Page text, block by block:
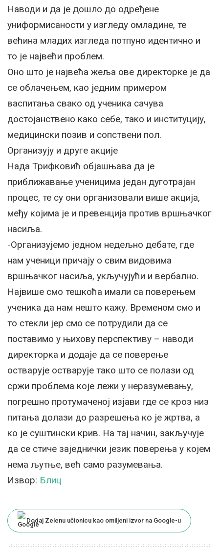
Наводи и да је дошло до одређене
униформисаности у изгледу омладине, те
већина младих изгледа потпуно идентично и
то је највећи проблем.
Оно што је највећа жеља ове директорке је да
се облачењем, као једним примером
васпитања свако од ученика сачува
достојанствено како себе, тако и институцију,
медицински позив и сопствени пол.
Организују и друге акције
Нада Трифковић објашњава да је
приближавање ученицима један дуготрајан
процес, те су они организовали више акција,
међу којима је и превенција против вршњачког
насиља.
-Организујемо једном недељно дебате, где
нам ученици причају о свим видовима
вршњачког насиља, укључујући и вербално.
Највише смо тешкоћа имали са поверењем
ученика да нам нешто кажу. Временом смо и
то стекли јер смо се потрудили да се
поставимо у њихову перспективу – наводи
директорка и додаје да се поверење
остварује остварује тако што се полази од
сржи проблема које лежи у неразумевању,
погрешно протумаченој изјави где се кроз низ
питања долази до разрешења ко је жртва, а
ко је суштински крив. На тај начин, закључује
да се стиче заједнички језик поверења у којем
нема љутње, већ само разумевања.
Извор: Блиц
Dodaj Zelenu učionicu kao omiljeni izvor na Google-u